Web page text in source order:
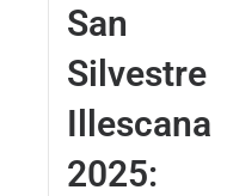
San
Silvestre
Illescana
2025: